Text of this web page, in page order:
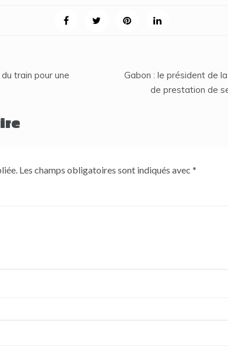
train pour une
Gabon : le président de
de prestation de
Les champs obligatoires sont indiqués avec *